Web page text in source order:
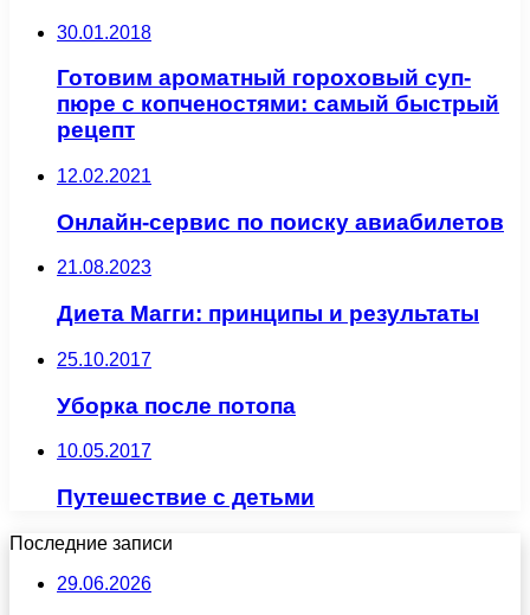
30.01.2018
Готовим ароматный гороховый суп-
пюре с копченостями: самый быстрый
рецепт
12.02.2021
Онлайн-сервис по поиску авиабилетов
21.08.2023
Диета Магги: принципы и результаты
25.10.2017
Уборка после потопа
10.05.2017
Путешествие с детьми
Последние записи
29.06.2026